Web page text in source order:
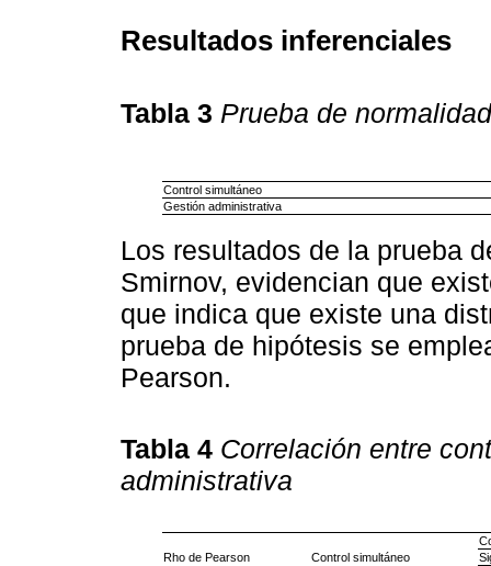
Resultados inferenciales
Tabla 3 Prueba de normalidad
Control simultáneo
Gestión administrativa
Los resultados de la prueba
Smirnov, evidencian que
que indica que existe una
prueba de hipótesis se
Pearson.
Tabla 4 Correlación entre
administrativa
Rho de Pearson Control simultáneo